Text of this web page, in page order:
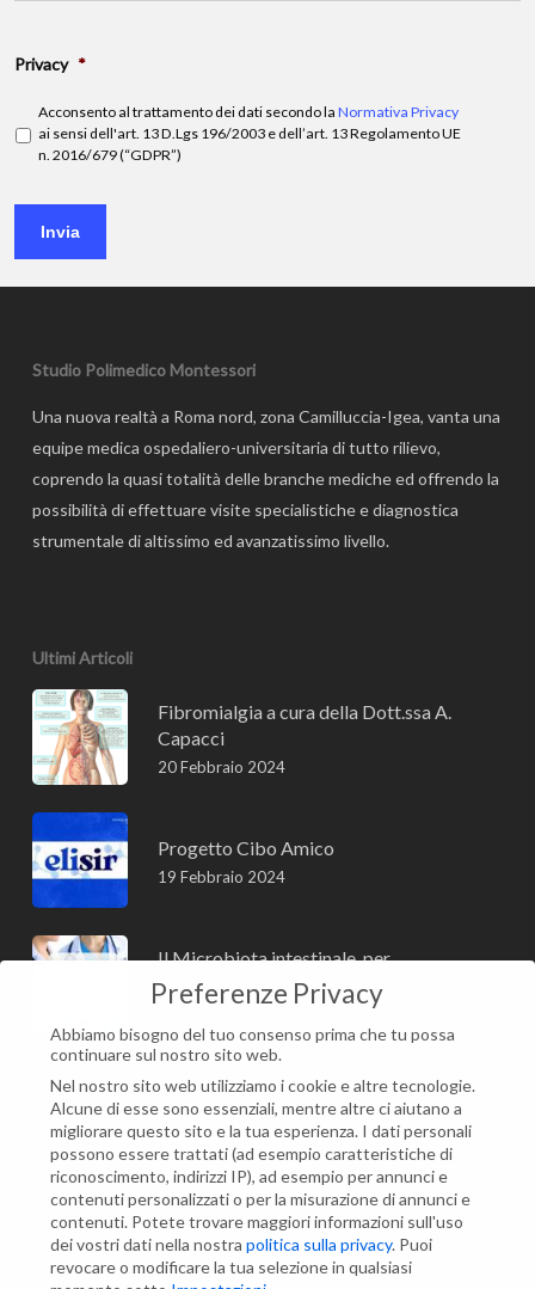
Privacy *
Acconsento al trattamento dei dati secondo laNormativa Privacy
ai sensi dell'art. 13 D.Lgs 196/2003 e dell’art. 13 Regolamento UE
n. 2016/679 (“GDPR”)
Invia
Studio Polimedico Montessori
Una nuova realtà a Roma nord, zona Camilluccia-Igea, vanta una
equipe medica ospedaliero-universitaria di tutto rilievo,
coprendo la quasi totalità delle branche mediche ed offrendo la
possibilità di effettuare visite specialistiche e diagnostica
strumentale di altissimo ed avanzatissimo livello.
Ultimi Articoli
Fibromialgia a cura della Dott.ssa A.
Capacci
20 Febbraio 2024
Progetto Cibo Amico
19 Febbraio 2024
Il Microbiota intestinale, per
approfondire
Modifica impostazione Cookies
Contatti
Via Maria Montessori, 21
00135 Roma (RM)
Preferenze Privacy
Abbiamo bisogno del tuo consenso prima che tu possa
continuare sul nostro sito web.
Nel nostro sito web utilizziamo i cookie e altre tecnologie.
Alcune di esse sono essenziali, mentre altre ci aiutano a
migliorare questo sito e la tua esperienza. I dati personali
possono essere trattati (ad esempio caratteristiche di
riconoscimento, indirizzi IP), ad esempio per annunci e
contenuti personalizzati o per la misurazione di annunci e
contenuti. Potete trovare maggiori informazioni sull'uso
dei vostri dati nella nostra politica sulla privacy. Puoi
revocare o modificare la tua selezione in qualsiasi